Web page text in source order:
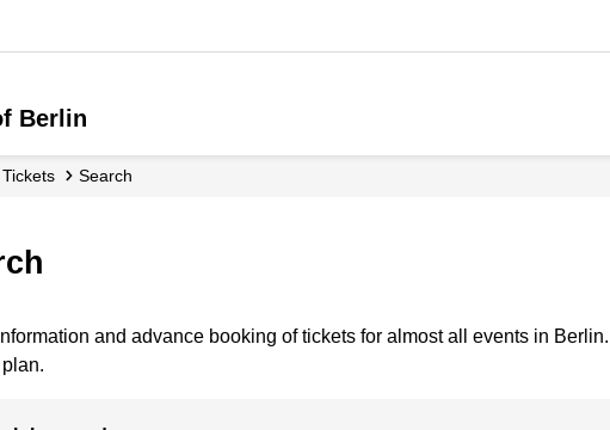
Berlin
Tickets Search
and advance booking of tickets for almost all events in